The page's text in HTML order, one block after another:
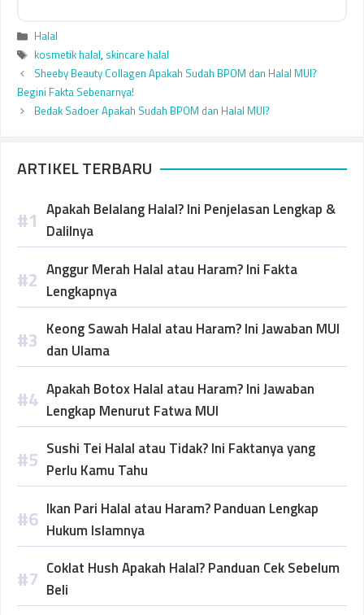
Categories
Halal
Tags
kosmetik halal, skincare halal
Sheeby Beauty Collagen Apakah Sudah BPOM dan Halal MUI?
Begini Fakta Sebenarnya!
Bedak Sadoer Apakah Sudah BPOM dan Halal MUI?
ARTIKEL TERBARU
Apakah Belalang Halal? Ini Penjelasan Lengkap &
Dalilnya
Anggur Merah Halal atau Haram? Ini Fakta
Lengkapnya
Keong Sawah Halal atau Haram? Ini Jawaban MUI
dan Ulama
Apakah Botox Halal atau Haram? Ini Jawaban
Lengkap Menurut Fatwa MUI
Sushi Tei Halal atau Tidak? Ini Faktanya yang
Perlu Kamu Tahu
Ikan Pari Halal atau Haram? Panduan Lengkap
Hukum Islamnya
Coklat Hush Apakah Halal? Panduan Cek Sebelum
Beli